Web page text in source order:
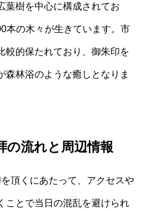
葉樹を中心に構成されてお
本の木々が生きています。市
較的保たれており、御朱印を
森林浴のような癒しとなりま
の流れと周辺情報
頂くにあたって、アクセスや
ことで当日の混乱を避けられ